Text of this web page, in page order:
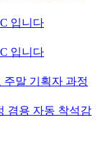
입니다
입니다
말 기획자 과정
겸용 자동 착석감